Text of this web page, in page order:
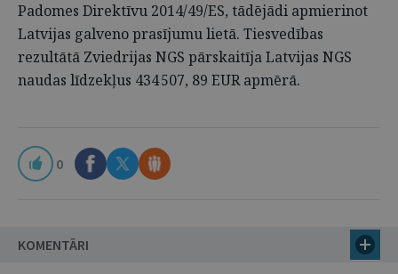
Padomes Direktīvu 2014/49/ES, tādējādi apmierinot
Latvijas galveno prasījumu lietā. Tiesvedības
rezultātā Zviedrijas NGS pārskaitīja Latvijas NGS
naudas līdzekļus 434 507, 89 EUR apmērā.
0
KOMENTĀRI